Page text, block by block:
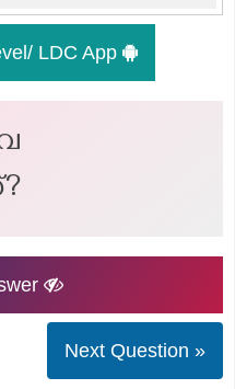
LDC App
Next Question »